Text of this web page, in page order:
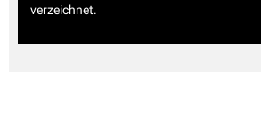
verzeichnet.